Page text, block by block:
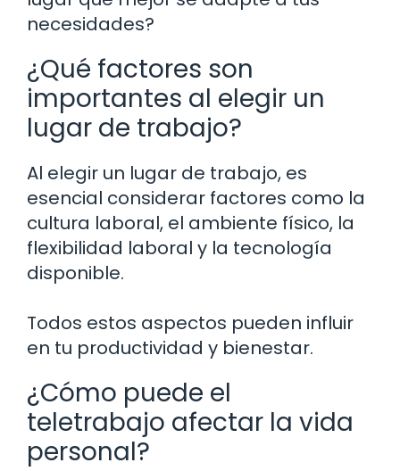
necesidades?
¿Qué factores son
importantes al elegir un
lugar de trabajo?
Al elegir un lugar de trabajo, es
esencial considerar factores como la
cultura laboral, el ambiente físico, la
flexibilidad laboral y la tecnología
disponible.
Todos estos aspectos pueden influir
en tu productividad y bienestar.
¿Cómo puede el
teletrabajo afectar la vida
personal?